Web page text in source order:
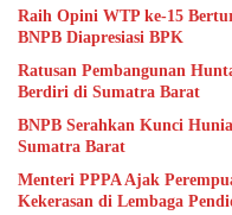
Raih Opini WTP ke-15
BNPB Diapresiasi BPK
Ratusan Pembangunan
Berdiri di Sumatra Barat
BNPB Serahkan Kunci
Sumatra Barat
Menteri PPPA Ajak
Kekerasan di Lembaga